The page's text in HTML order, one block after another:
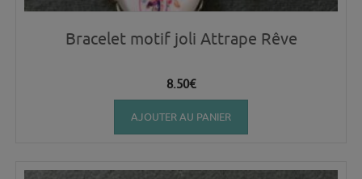
Bracelet motif joli Attrape Rêve
8.50€
AJOUTER AU PANIER